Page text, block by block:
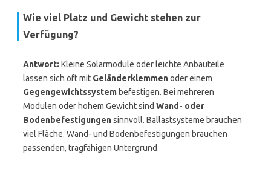
Wie viel Platz und Gewicht stehen zur
Verfügung?
Antwort: Kleine Solarmodule oder leichte Anbauteile
lassen sich oft mit Geländerklemmenoder einem
Gegengewichtssystem befestigen. Bei mehreren
Modulen oder hohem Gewicht sind Wand- oder
Bodenbefestigungensinnvoll. Ballastsysteme brauchen
viel Fläche. Wand- und Bodenbefestigungen brauchen
passenden, tragfähigen Untergrund.